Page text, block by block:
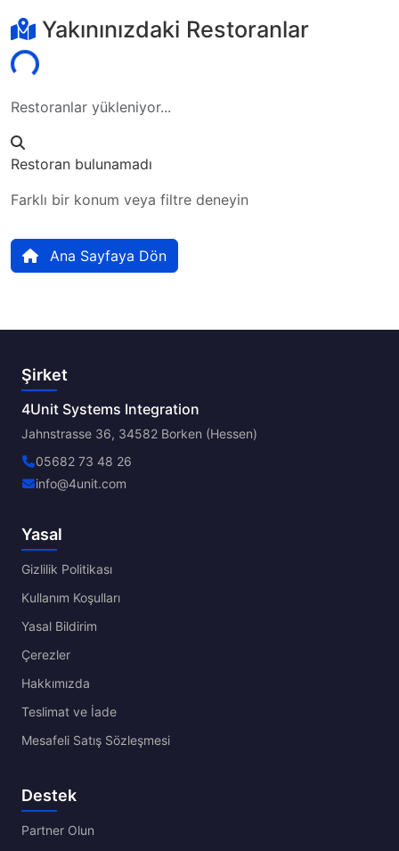
Yakınınızdaki Restoranlar
Yükleniyor...
Restoranlar yükleniyor...
Restoran bulunamadı
Farklı bir konum veya filtre deneyin
Ana Sayfaya Dön
Şirket
4Unit Systems Integration
Jahnstrasse 36, 34582 Borken (Hessen)
05682 73 48 26
info@4unit.com
Yasal
Gizlilik Politikası
Kullanım Koşulları
Yasal Bildirim
Çerezler
Hakkımızda
Teslimat ve İade
Mesafeli Satış Sözleşmesi
Destek
Partner Olun